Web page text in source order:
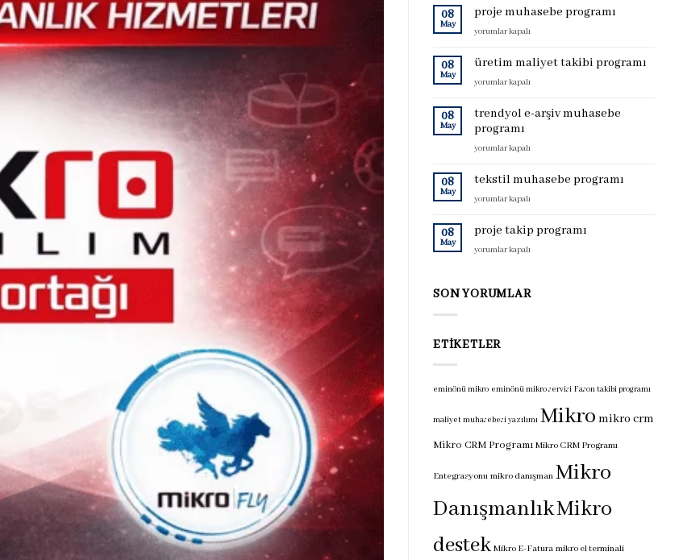
08
May
proje muhasebe programı
proje
programı
yorumlar kapalı
08
May
üretim maliyet takibi programı
üretim
takibi
için
yorumlar kapalı
08
May
trendyol e-arşiv muhasebe
programı
trendyol
arşiv
programı
yorumlar kapalı
08
May
tekstil muhasebe programı
tekstil
programı
yorumlar kapalı
08
May
proje takip programı
proje
için
yorumlar kapalı
SON YORUMLAR
ETIKETLER
eminönü mikro eminönü mikro servisi Fason takibi programı
maliyet muhasebesi yazılımı Mikro mikro crm
Mikro CRM Programı Mikro CRM Programı
Entegrasyonu mikro danışman Mikro
DanışmanlıkMikro
destek Mikro E-Fatura mikro el terminali